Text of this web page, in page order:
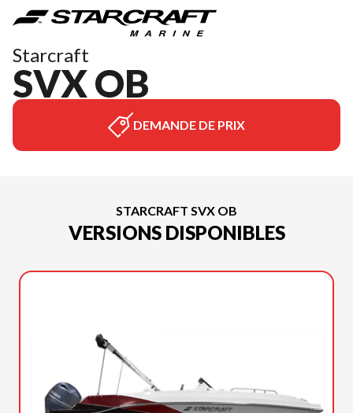
Starcraft
SVX OB
DEMANDE DE PRIX
STARCRAFT SVX OB
VERSIONS DISPONIBLES